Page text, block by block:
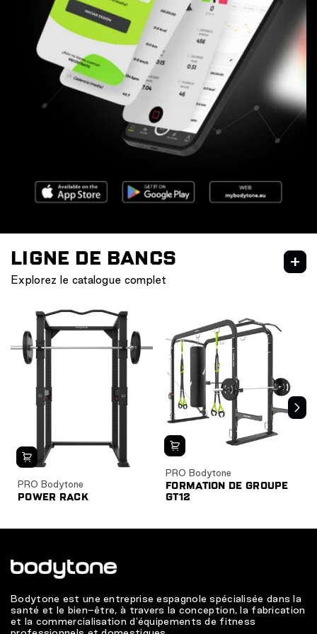
Explorez le catalogue complet
LIGNE DE BANCS
PRO Bodytone
POWER RACK
PRO Bodytone
FORMATION DE GROUPE
GT12
Bodytone est une entreprise espagnole spécialisée dans la
santé et le bien-être, à travers la conception, la fabrication
et la commercialisation d'équipements de fitness